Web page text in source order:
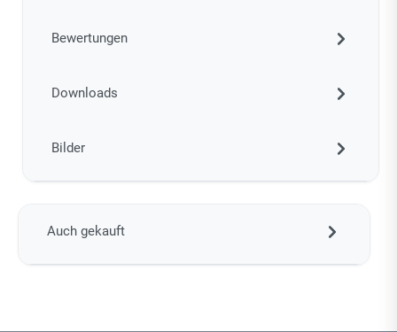
Bewertungen
Downloads
Bilder
Auch gekauft